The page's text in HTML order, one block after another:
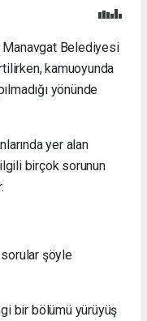
Manavgat Belediyesi
kamuoyunda
yönünde
yer alan
birçok sorunun
sorular şöyle
bir bölümü yürüyüş